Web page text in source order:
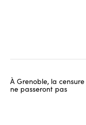
À Grenoble, la
ne passeront pas